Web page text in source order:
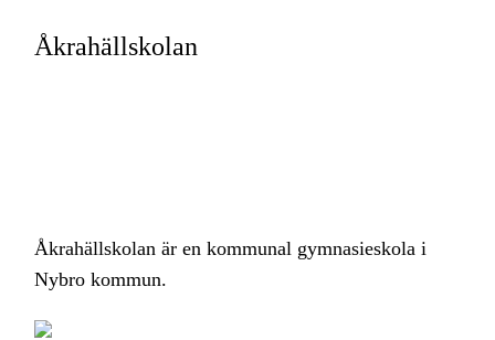
Åkrahällskolan
Åkrahällskolan är en kommunal gymnasieskola i
Nybro kommun.